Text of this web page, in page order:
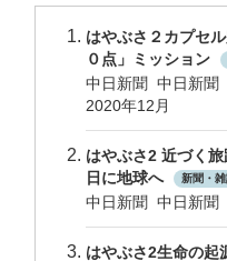
はやぶさ２カプセ
０点」ミッション
中日新聞 中日新聞
2020年12月
はやぶさ2 近づく
日に地球へ
新聞・
中日新聞 中日新聞
はやぶさ2生命の起